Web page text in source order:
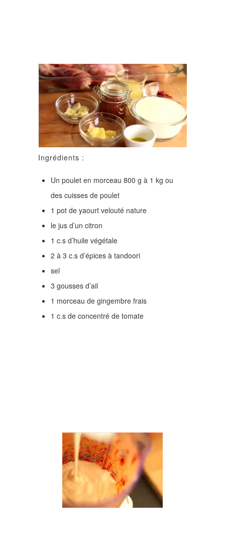
Ingrédients :
Un poulet en morceau 800 g à 1 kg ou
des cuisses de poulet
1 pot de yaourt velouté nature
le jus d’un citron
1 c.s d’huile végétale
2 à 3 c.s d’épices à tandoori
sel
3 gousses d’ail
1 morceau de gingembre frais
1 c.s de concentré de tomate